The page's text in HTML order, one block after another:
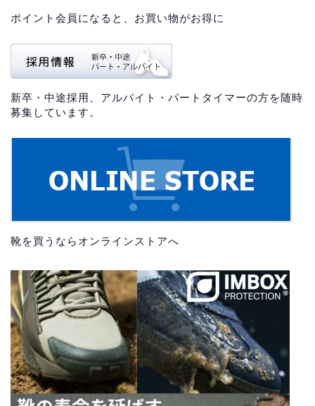
ポイント会員になると、お買い物がお得に
新卒・中途採用、アルバイト・パートタイマーの方を随時
募集しています。
靴を買うならオンラインストアへ